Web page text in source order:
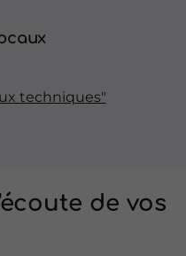
techniques"
de vos